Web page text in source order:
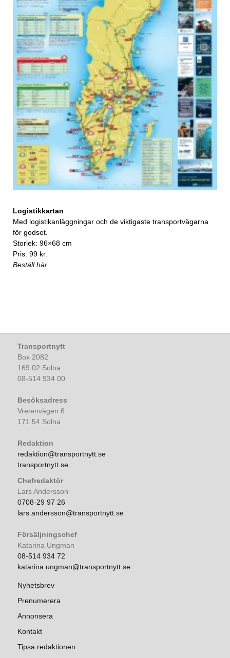
Logistikkartan
Med logistikanläggningar och de viktigaste transportvägarna
för godset.
Storlek: 96×68 cm
Pris: 99 kr.
Beställ här
Transportnytt
Box 2082
169 02 Solna
08-514 934 00
Besöksadress
Vretenvägen 6
171 54 Solna
Redaktion
redaktion@transportnytt.se
transportnytt.se
Chefredaktör
Lars Andersson
0708-29 97 26
lars.andersson@transportnytt.se
Försäljningschef
Katarina Ungman
08-514 934 72
katarina.ungman@transportnytt.se
Nyhetsbrev
Prenumerera
Annonsera
Kontakt
Tipsa redaktionen